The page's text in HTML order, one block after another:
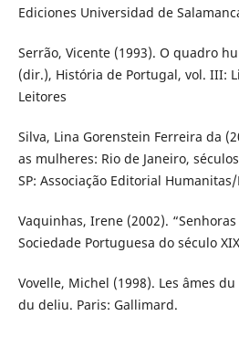
Ediciones Universidad de
Serrão, Vicente (1993). O quadro
(dir.), História de Portugal, vol. III:
Leitores
Silva, Lina Gorenstein Ferreira da
as mulheres: Rio de Janeiro,
SP: Associação Editorial Humanitas/
Vaquinhas, Irene (2002).
Sociedade Portuguesa do século
Vovelle, Michel (1998). Les âmes
du deliu. Paris: Gallimard.